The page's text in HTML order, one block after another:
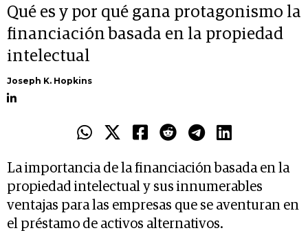
Qué es y por qué gana protagonismo la
financiación basada en la propiedad
intelectual
Joseph K. Hopkins
La importancia de la financiación basada en la
propiedad intelectual y sus innumerables
ventajas para las empresas que se aventuran en
el préstamo de activos alternativos.